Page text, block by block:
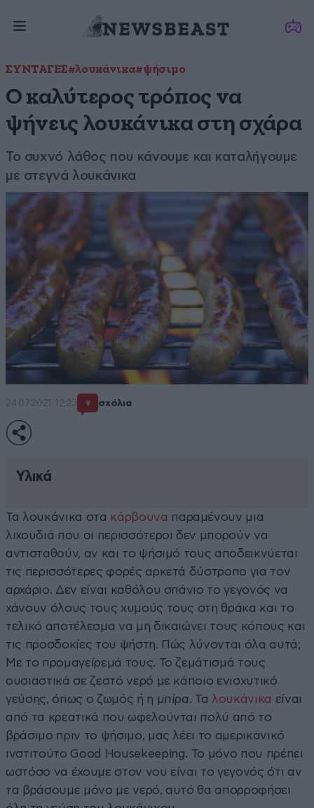
ΣΥΝΤΑΓΕΣ#λουκάνικα#ψήσιμο
Ο καλύτερος τρόπος να
ψήνεις λουκάνικα στη σχάρα
Το συχνό λάθος που κάνουμε και καταλήγουμε
με στεγνά λουκάνικα
24·07·2021 12:23 9 σχόλια
Υλικά
Τα λουκάνικα στα κάρβουνα παραμένουν μια
λιχουδιά που οι περισσότεροι δεν μπορούν να
αντισταθούν, αν και το ψήσιμό τους αποδεικνύεται
τις περισσότερες φορές αρκετά δύστροπο για τον
αρχάριο. Δεν είναι καθόλου σπάνιο το γεγονός να
χάνουν όλους τους χυμούς τους στη θράκα και το
τελικό αποτέλεσμα να μη δικαιώνει τους κόπους και
τις προσδοκίες του ψήστη. Πώς λύνονται όλα αυτά;
Με το προμαγείρεμά τους. Το ζεμάτισμά τους
ουσιαστικά σε ζεστό νερό με κάποιο ενισχυτικό
γεύσης, όπως ο ζωμός ή η μπίρα. Τα λουκάνικα είναι
από τα κρεατικά που ωφελούνται πολύ από το
βράσιμο πριν το ψήσιμο, μας λέει το αμερικανικό
ινστιτούτο Good Ηousekeeping. Το μόνο που πρέπει
ωστόσο να έχουμε στον νου είναι το γεγονός ότι αν
τα βράσουμε μόνο με νερό, αυτό θα απορροφήσει